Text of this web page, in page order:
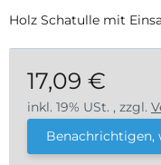
Holz Schatulle mit
17,09 €
inkl. 19% USt. , zzgl.
Benachrichtigen,